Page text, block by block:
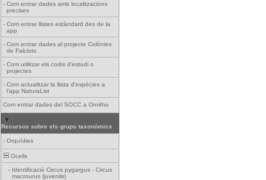
- Com entrar dades amb localitzacions
precises
- Com entrar llistes estàndard des de la
app
- Com entrar dades al projecte Colònies
de Falciots
- Com utilitzar els codis d'estudi o
projectes
- Com actualitzar la llista d'espècies a
l'app NaturaList
Com entrar dades del SOCC a Ornitho
Recursos sobre els grups taxonòmics
- Orquídies
Ocells
- Identificació Circus pygargus - Circus
macrourus (juvenils)